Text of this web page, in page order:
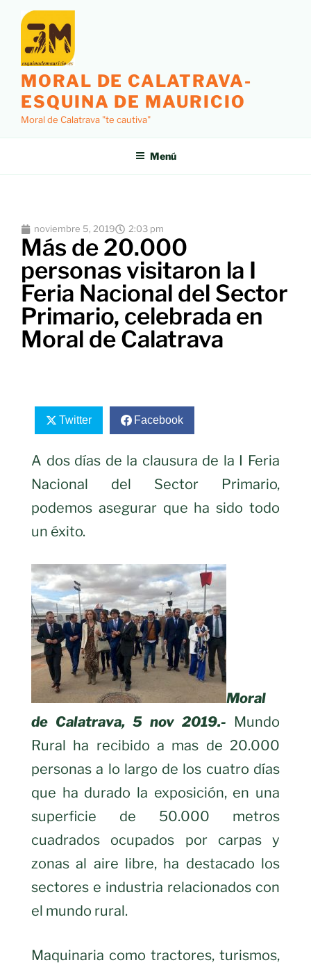
MORAL DE CALATRAVA-
ESQUINA DE MAURICIO
Moral de Calatrava "te cautiva"
Menú
noviembre 5, 2019 2:03 pm
Más de 20.000
personas visitaron la I
Feria Nacional del Sector
Primario, celebrada en
Moral de Calatrava
Twitter Facebook
A dos días de la clausura de la I Feria
Nacional del Sector Primario,
podemos asegurar que ha sido todo
un éxito.
Moral
de Calatrava, 5 nov 2019.- Mundo
Rural ha recibido a mas de 20.000
personas a lo largo de los cuatro días
que ha durado la exposición, en una
superficie de 50.000 metros
cuadrados ocupados por carpas y
zonas al aire libre, ha destacado los
sectores e industria relacionados con
el mundo rural.
Maquinaria como tractores, turismos,